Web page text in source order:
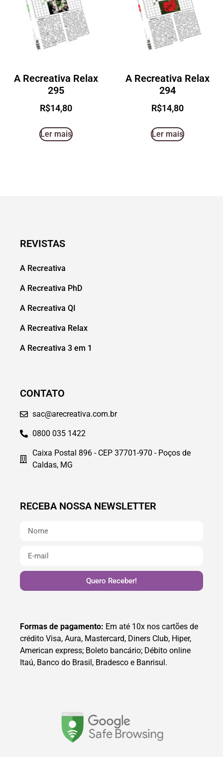
A Recreativa Relax
295
R$14,80
Ler mais
A Recreativa Relax
294
R$14,80
Ler mais
REVISTAS
A Recreativa
A Recreativa PhD
A Recreativa QI
A Recreativa Relax
A Recreativa 3 em 1
CONTATO
sac@arecreativa.com.br
0800 035 1422
Caixa Postal 896 - CEP 37701-970 - Poços de
Caldas, MG
RECEBA NOSSA NEWSLETTER
Quero Receber!
Formas de pagamento: Em até 10x nos cartões de
crédito Visa, Aura, Mastercard, Diners Club, Hiper,
American express; Boleto bancário; Débito online
Itaú, Banco do Brasil, Bradesco e Banrisul.